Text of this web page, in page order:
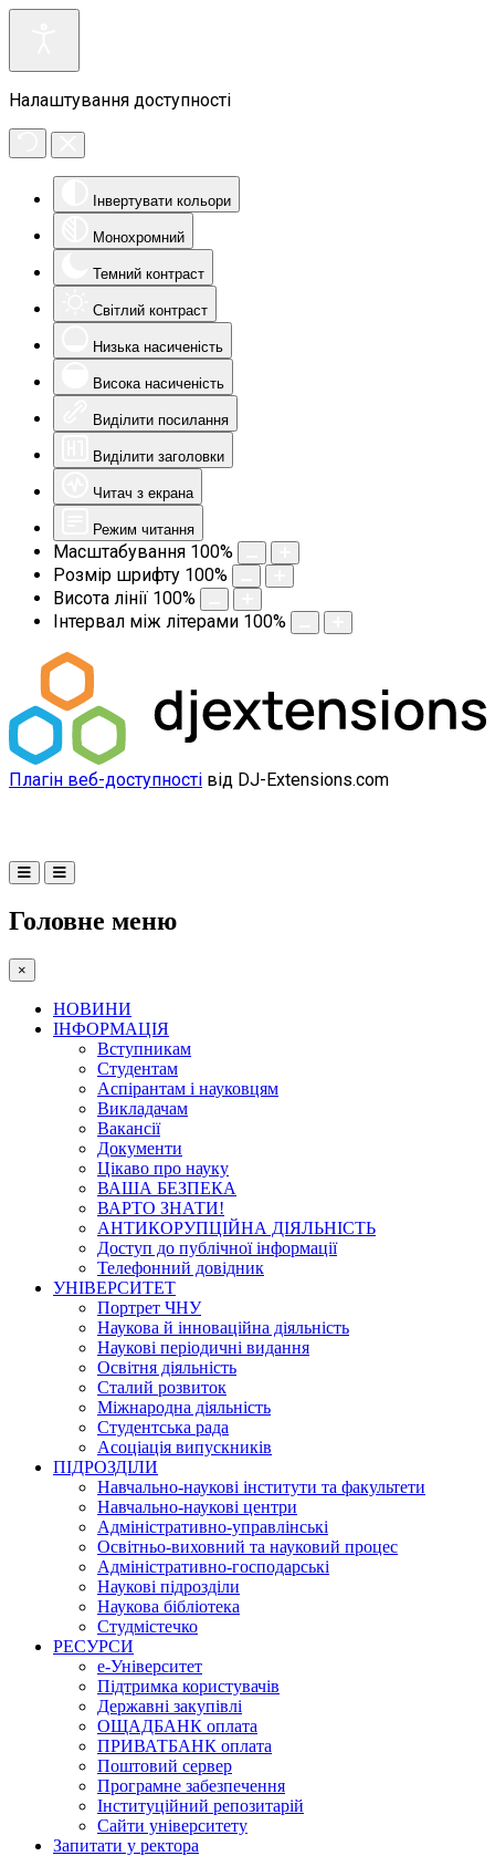
Налаштування доступності
Інвертувати кольори
Монохромний
Темний контраст
Світлий контраст
Низька насиченість
Висока насиченість
Виділити посилання
Виділити заголовки
Читач з екрана
Режим читання
Масштабування 100%
Розмір шрифту 100%
Висота лінії 100%
Інтервал між літерами 100%
Плагін веб-доступності від DJ-Extensions.com
Головне меню
×
НОВИНИ
ІНФОРМАЦІЯ
Вступникам
Студентам
Аспірантам і науковцям
Викладачам
Вакансії
Документи
Цікаво про науку
ВАША БЕЗПЕКА
ВАРТО ЗНАТИ!
АНТИКОРУПЦІЙНА ДІЯЛЬНІСТЬ
Доступ до публічної інформації
Телефонний довідник
УНІВЕРСИТЕТ
Портрет ЧНУ
Наукова й інноваційна діяльність
Наукові періодичні видання
Освітня діяльність
Сталий розвиток
Міжнародна діяльність
Студентська рада
Асоціація випускників
ПІДРОЗДІЛИ
Навчально-наукові інститути та факультети
Навчально-наукові центри
Адміністративно-управлінські
Освітньо-виховний та науковий процес
Адміністративно-господарські
Наукові підрозділи
Наукова бібліотека
Студмістечко
РЕСУРСИ
е-Університет
Підтримка користувачів
Державні закупівлі
ОЩАДБАНК оплата
ПРИВАТБАНК оплата
Поштовий сервер
Програмне забезпечення
Інституційний репозитарій
Сайти університету
Запитати у ректора